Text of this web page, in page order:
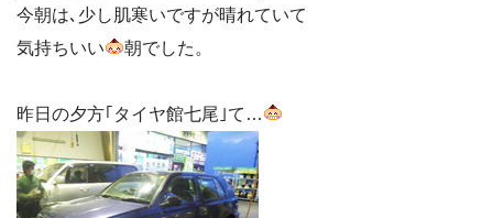
今朝は､少し肌寒いですが晴れていて
気持ちいい
朝でした。
昨日の夕方｢タイヤ館七尾｣て…